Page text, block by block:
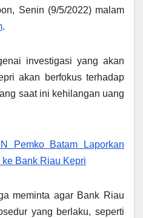
Senin (9/5/2022) malam
.
investigasi yang akan
akan berfokus terhadap
saat ini kehilangan uang
Pemko Batam Laporkan
Bank Riau Kepri
meminta agar Bank Riau
yang berlaku, seperti